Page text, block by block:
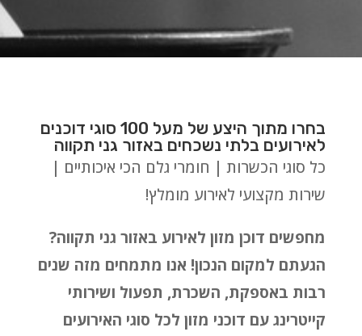
בחרו מתוך היצע של מעל 100 סוגי דוכנים
לאירועים בלתי נשכחים באזור גני תקווה
כל סוגי הכשרות | חומרי גלם הכי איכותיים |
שירות מקצועי לאירוע מומלץ!
מחפשים דוכן מזון לאירוע באזור גני תקווה?
הגעתם למקום הנכון! אנו מתמחים מזה שנים
רבות באספקת, השכרת, תפעול ושירותי
קייטרינג עם דוכני מזון לכל סוגי האירועים